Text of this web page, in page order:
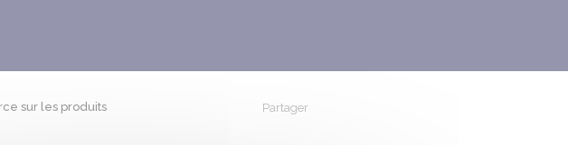
sur les produits
Partager